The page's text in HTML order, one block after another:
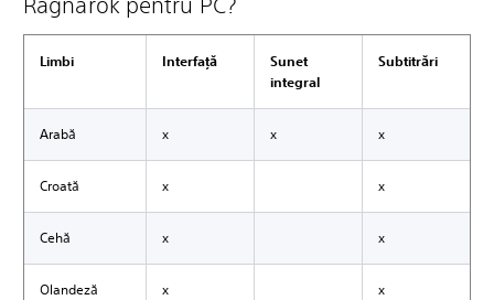
Limbi Interfață
Sunet
integral
Subtitrări
Arabă x x x
Croată x x
Cehă x x
Olandeză x x